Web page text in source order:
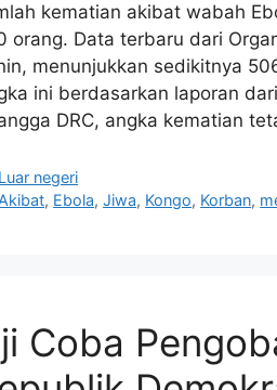
kematian akibat wabah
orang. Data terbaru dari
menunjukkan sedikitnya
ini berdasarkan laporan
DRC, angka kematian
Kategori
Luar negeri
Tag
Akibat, Ebola,Jiwa, Kongo, Korban,
Coba